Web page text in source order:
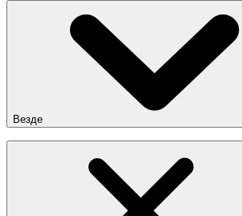
Везде